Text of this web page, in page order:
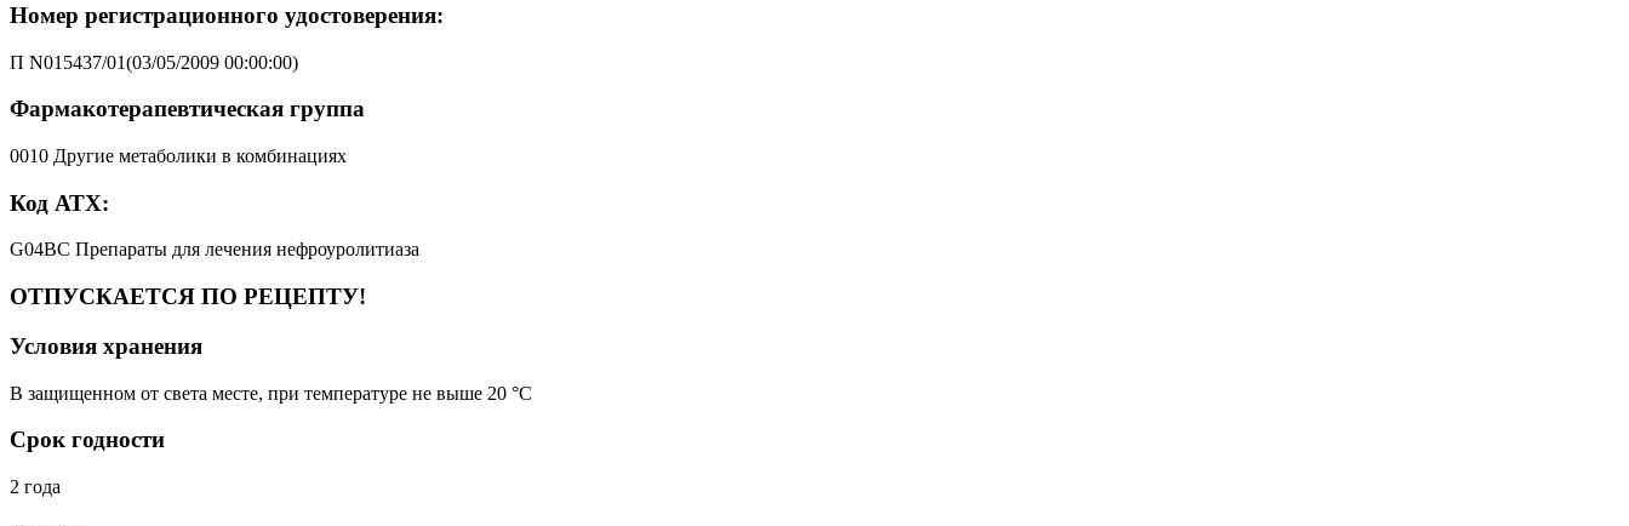
Номер регистрационного удостоверения:
П N015437/01(03/05/2009 00:00:00)
Фармакотерапевтическая группа
0010 Другие метаболики в комбинациях
Код АТХ:
G04BC Препараты для лечения нефроуролитиаза
ОТПУСКАЕТСЯ ПО РЕЦЕПТУ!
Условия хранения
В защищенном от света месте, при температуре не выше 20 °C
Срок годности
2 года